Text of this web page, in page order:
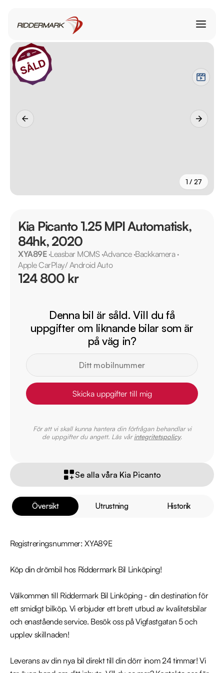
1 / 27
Översikt Utrustning Historik
Registreringsnummer: XYA89E
Köp din drömbil hos Riddermark Bil Linköping!
Välkommen till Riddermark Bil Linköping - din destination för
ett smidigt bilköp. Vi erbjuder ett brett utbud av kvalitetsbilar
och enastående service. Besök oss på Vigfastgatan 5 och
upplev skillnaden!
Leverans av din nya bil direkt till din dörr inom 24 timmar! Vi
Kia Picanto 1.25 MPI Automatisk,
84hk, 2020
XYA89E·Leasbar MOMS·Advance·Backkamera·
Apple CarPlay/ Android Auto
124 800 kr
Denna bil är såld. Vill du få
uppgifter om liknande bilar som är
på väg in?
Skicka uppgifter till mig
För att vi skall kunna hantera din förfrågan behandlar vi
de uppgifter du angett. Läs vårintegritetspolicy.
Se alla våra Kia Picanto